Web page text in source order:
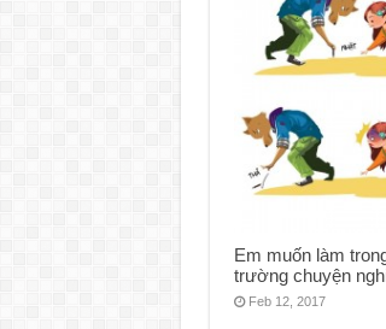
Em muốn làm
trường chuyện
Feb 12, 2017